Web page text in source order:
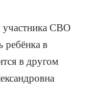
СВО
ребёнка в
в другом